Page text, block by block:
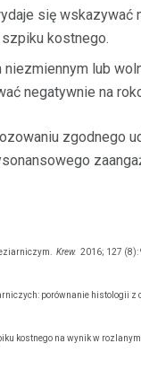
się wskazywać
kostnego.
lub
negatywnie na
zgodnego
Krew. 2016; 127 (8):
porównanie histologii z
kostnego na wynik w